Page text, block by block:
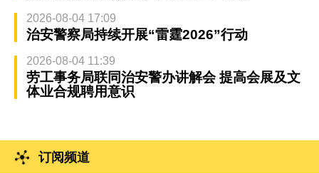
2026-08-04 17:09
治安警察局持续开展“雷霆2026”行动
2026-08-04 11:39
劳工事务局联同治安警办讲解会 提高会展及文
体业合规聘用意识
订阅频道